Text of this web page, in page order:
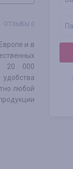
ОТЗЫВЫ 0
и в
20 000
любой